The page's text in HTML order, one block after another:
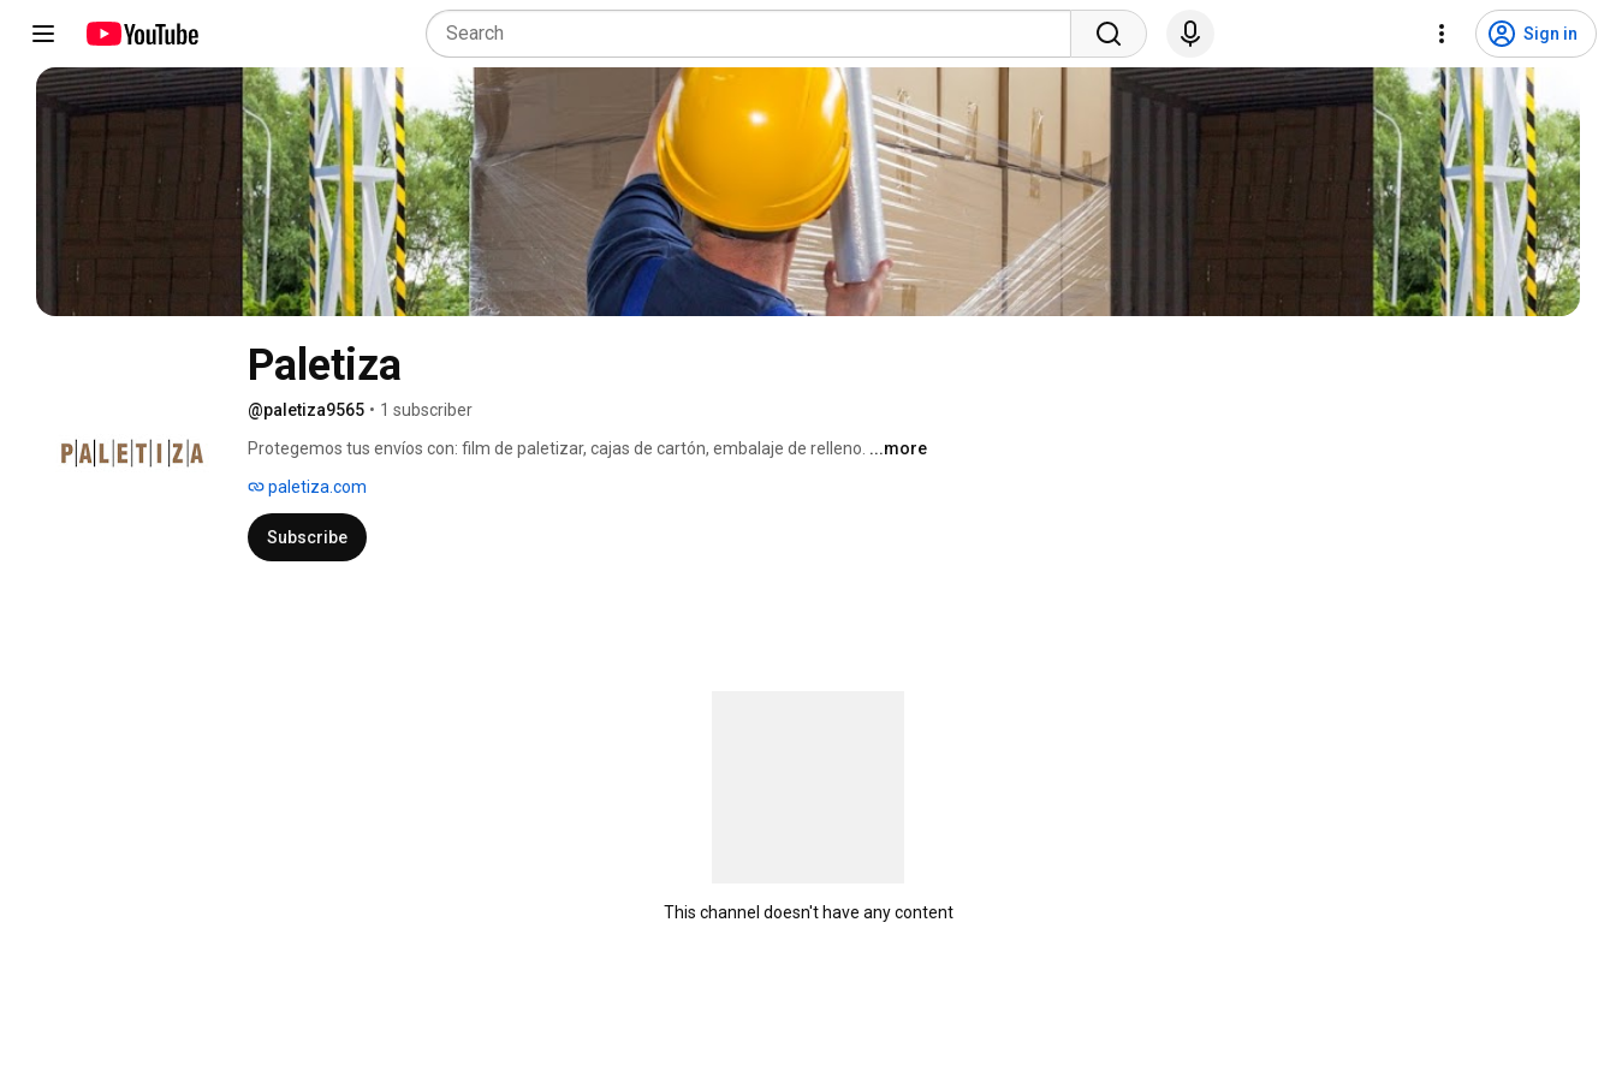
Sign in
Paletiza
@paletiza9565 • 1 subscriber
Protegemos tus envíos con: film de paletizar, cajas de cartón, embalaje de relleno. ...more
paletiza.com
Subscribe
This channel doesn't have any content